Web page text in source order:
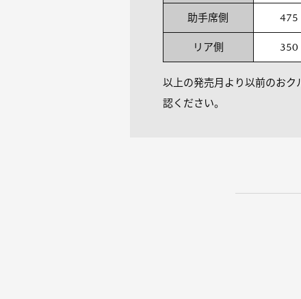
助手席側 475
リア側 350
以上の発売月より以前のおク
認ください。